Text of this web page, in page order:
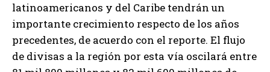
latinoamericanos y del Caribe tendrán un
importante crecimiento respecto de los años
precedentes, de acuerdo con el reporte. El flujo
de divisas a la región por esta vía oscilará entre